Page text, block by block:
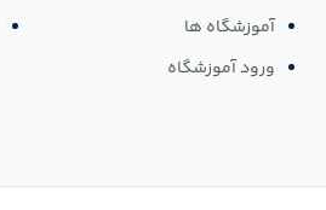
آموزشگاه ها
ورود آموزشگاه